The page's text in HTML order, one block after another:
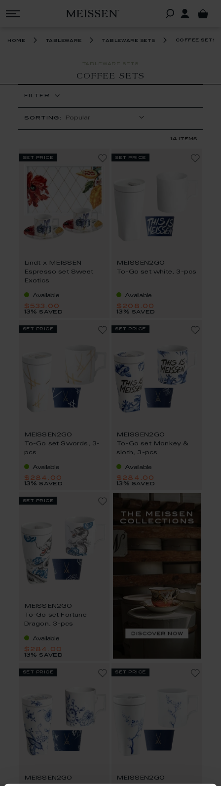
home tableware tableware sets coffee sets
TABLEWARE SETS
COFFEE SETS
FILTER
SORTING:
14 Items
set price
Lindt x MEISSEN
Espresso set Sweet
Exotics
Available
$533.00
13% saved
set price
MEISSEN2GO
To-Go set white, 3-pcs
Available
$208.00
13% saved
set price
MEISSEN2GO
To-Go set Swords, 3-
pcs
Available
$284.00
13% saved
set price
MEISSEN2GO
To-Go set Monkey &
sloth, 3-pcs
Available
$284.00
13% saved
set price
MEISSEN2GO
To-Go set Fortune
Dragon, 3-pcs
Available
$284.00
13% saved
set price
MEISSEN2GO
set price
MEISSEN2GO